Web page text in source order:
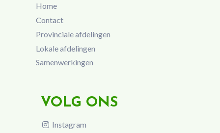
Home
Contact
Provinciale afdelingen
Lokale afdelingen
Samenwerkingen
VOLG ONS
Instagram